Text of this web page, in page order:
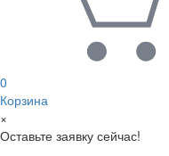
0
Корзина
×
Оставьте заявку сейчас!